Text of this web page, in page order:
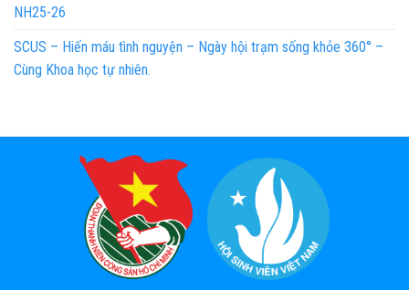
NH25-26
SCUS – Hiến máu tình nguyện – Ngày hội trạm sống khỏe 360° –
Cùng Khoa học tự nhiên.